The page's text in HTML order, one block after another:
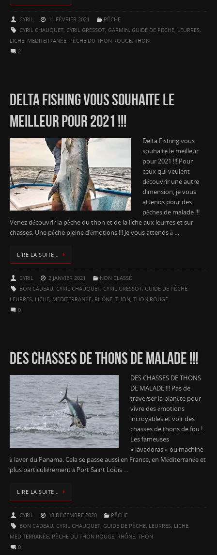
CYRIL 11 FÉVRIER 2021
PÊCHE
CYRIL CHAUQUET, CYRIL GRESSOT, GARMIN, GUIDE DE PÊCHE, LEURRES,
LICHE, MEDITERRANÉE, PÊCHE DU THON ROUGE, THON
2
DELTA FISHING VOUS SOUHAITE LE
MEILLEUR POUR 2021 !!!
Delta Fishing vous
souhaite le meilleur
pour 2021 !!! Pour
ceux qui veulent
découvrir une autre
dimension, je vous
attends pour des
pêches de malade !!!
Venez découvrir la pêche du thon et de la liche aux leurres et sur
chasses. Une pêche pleine d’émotions !!! Je vous attends à …
LIRE LA SUITE…
CYRIL 2 JANVIER 2021
NON CLASSÉ
BON CADEAU, CYRIL CHAUQUET, CYRIL GRESSOT, GUIDE DE PÊCHE,
LEURRES, LICHE, MEDITERRANÉE, RHÔNE, THON, THON ROUGE
0
DES CHASSES DE THONS DE MALADE !!!
DES CHASSES DE THONS
DE MALADE !!! Pas de
traverser la planète pour
vivre des émotions
incroyables et voir des
chasses de thons de fou !
Les fameuses
« lavadoras » ou machine
à laver du Panama. Cela se passe aussi en France, en Méditerranée et
plus particulièrement à Port Saint Louis …
LIRE LA SUITE…
CYRIL 18 DÉCEMBRE 2020
PÊCHE
BON CADEAU, CYRIL CHAUQUET, GUIDE DE PÊCHE, LEURRES, LICHE,
MEDITERRANÉE, PÊCHE DU THON ROUGE, RHÔNE, THON
0